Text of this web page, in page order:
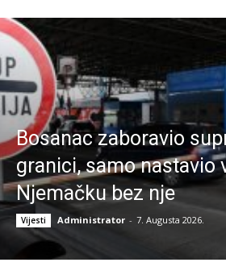
Bosanac zaboravio
granici, samo nastavio
Njemačku bez nje
Vijesti Administrator - 7. Augusta 2026.